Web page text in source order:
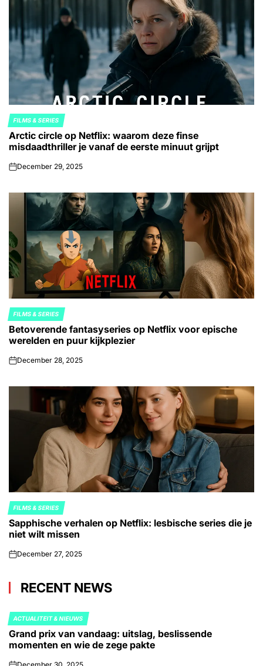
POSTED
IN
FILMS & SERIES
Arctic circle op Netflix: waarom deze finse
misdaadthriller je vanaf de eerste minuut grijpt
onDecember 29, 2025
POSTED
IN
FILMS & SERIES
Betoverende fantasyseries op Netflix voor epische
werelden en puur kijkplezier
onDecember 28, 2025
POSTED
IN
FILMS & SERIES
Sapphische verhalen op Netflix: lesbische series die je
niet wilt missen
onDecember 27, 2025
RECENT NEWS
POSTED
IN
ACTUALITEIT & NIEUWS
Grand prix van vandaag: uitslag, beslissende
momenten en wie de zege pakte